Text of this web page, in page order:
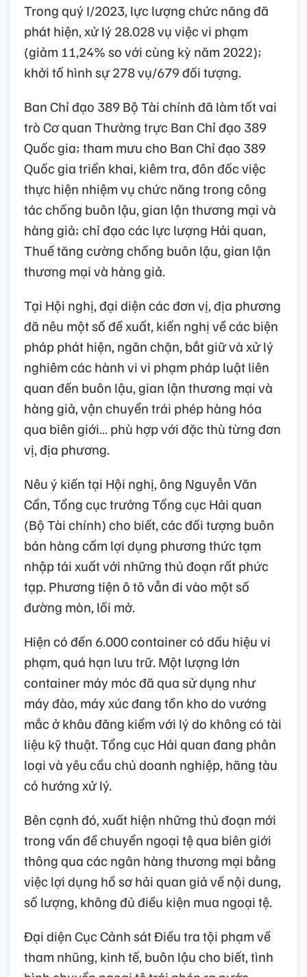
Trong quý I/2023, lực lượng chức năng đã
phát hiện, xử lý 28.028 vụ việc vi phạm
(giảm 11,24% so với cùng kỳ năm 2022);
khởi tố hình sự 278 vụ/679 đối tượng.
Ban Chỉ đạo 389 Bộ Tài chính đã làm tốt vai
trò Cơ quan Thường trực Ban Chỉ đạo 389
Quốc gia; tham mưu cho Ban Chỉ đạo 389
Quốc gia triển khai, kiêm tra, đôn đốc việc
thực hiện nhiệm vụ chức năng trong công
tác chống buôn lậu, gian lận thương mại và
hàng giả; chỉ đạo các lực lượng Hải quan,
Thuế tăng cường chống buôn lậu, gian lận
thương mại và hàng giả.
Tại Hội nghị, đại diện các đơn vị, địa phương
đã nêu một số đề xuất, kiến nghị về các biện
pháp phát hiện, ngăn chặn, bắt giữ và xử lý
nghiêm các hành vi vi phạm pháp luật liên
quan đến buôn lậu, gian lận thương mại và
hàng giả, vận chuyển trái phép hàng hóa
qua biên giới… phù hợp với đặc thù từng đơn
vị, địa phương.
Nêu ý kiến tại Hội nghị, ông Nguyễn Văn
Cẩn, Tổng cục trưởng Tổng cục Hải quan
(Bộ Tài chính) cho biết, các đối tượng buôn
bán hàng cấm lợi dụng phương thức tạm
nhập tái xuất với những thủ đoạn rất phức
tạp. Phương tiện ô tô vẫn đi vào một số
đường mòn, lối mở.
Hiện có đến 6.000 container có dấu hiệu vi
phạm, quá hạn lưu trữ. Một lượng lớn
container máy móc đã qua sử dụng như
máy đào, máy xúc đang tồn kho do vướng
mắc ở khâu đăng kiểm với lý do không có tài
liệu kỹ thuật. Tổng cục Hải quan đang phân
loại và yêu cầu chủ doanh nghiệp, hãng tàu
có hướng xử lý.
Bên cạnh đó, xuất hiện những thủ đoạn mới
trong vấn đề chuyển ngoại tệ qua biên giới
thông qua các ngân hàng thương mại bằng
việc lợi dụng hồ sơ hải quan giả về nội dung,
số lượng, không đủ điều kiện mua ngoại tệ.
Đại diện Cục Cảnh sát Điều tra tội phạm về
tham nhũng, kinh tế, buôn lậu cho biết, tình